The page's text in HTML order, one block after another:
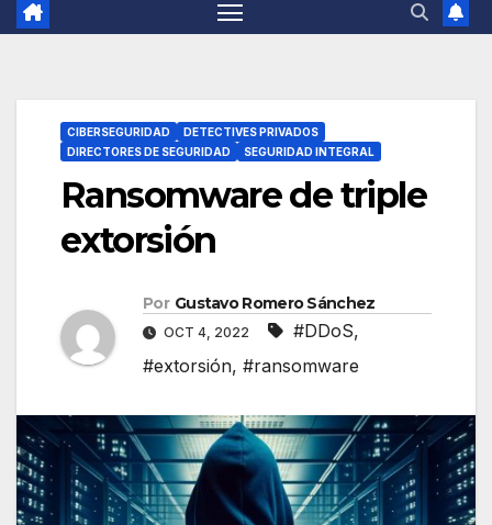
CIBERSEGURIDAD
DETECTIVES PRIVADOS
DIRECTORES DE SEGURIDAD
SEGURIDAD INTEGRAL
Ransomware de triple
extorsión
Por Gustavo Romero Sánchez
OCT 4, 2022 #DDoS,
#extorsión, #ransomware